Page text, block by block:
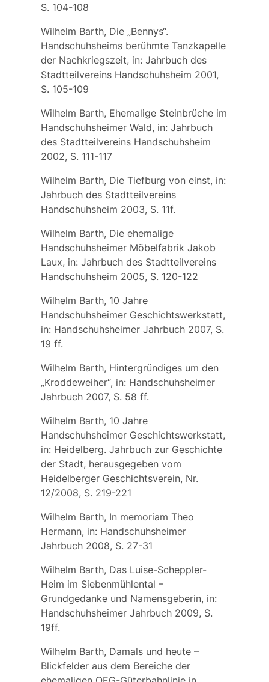
S. 104-108
Wilhelm Barth, Die „Bennys“.
Handschuhsheims berühmte Tanzkapelle
der Nachkriegszeit, in: Jahrbuch des
Stadtteilvereins Handschuhsheim 2001,
S. 105-109
Wilhelm Barth, Ehemalige Steinbrüche im
Handschuhsheimer Wald, in: Jahrbuch
des Stadtteilvereins Handschuhsheim
2002, S. 111-117
Wilhelm Barth, Die Tiefburg von einst, in:
Jahrbuch des Stadtteilvereins
Handschuhsheim 2003, S. 11f.
Wilhelm Barth, Die ehemalige
Handschuhsheimer Möbelfabrik Jakob
Laux, in: Jahrbuch des Stadtteilvereins
Handschuhsheim 2005, S. 120-122
Wilhelm Barth, 10 Jahre
Handschuhsheimer Geschichtswerkstatt,
in: Handschuhsheimer Jahrbuch 2007, S.
19 ff.
Wilhelm Barth, Hintergründiges um den
„Kroddeweiher“, in: Handschuhsheimer
Jahrbuch 2007, S. 58 ff.
Wilhelm Barth, 10 Jahre
Handschuhsheimer Geschichtswerkstatt,
in: Heidelberg. Jahrbuch zur Geschichte
der Stadt, herausgegeben vom
Heidelberger Geschichtsverein, Nr.
12/2008, S. 219-221
Wilhelm Barth, In memoriam Theo
Hermann, in: Handschuhsheimer
Jahrbuch 2008, S. 27-31
Wilhelm Barth, Das Luise-Scheppler-
Heim im Siebenmühlental –
Grundgedanke und Namensgeberin, in:
Handschuhsheimer Jahrbuch 2009, S.
19ff.
Wilhelm Barth, Damals und heute –
Blickfelder aus dem Bereiche der